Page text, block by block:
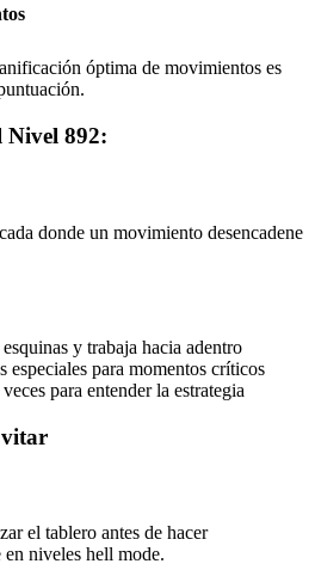
óptima de movimientos es
Nivel 892:
donde un movimiento desencadene
y trabaja hacia adentro
especiales para momentos críticos
para entender la estrategia
el tablero antes de hacer
niveles hell mode.